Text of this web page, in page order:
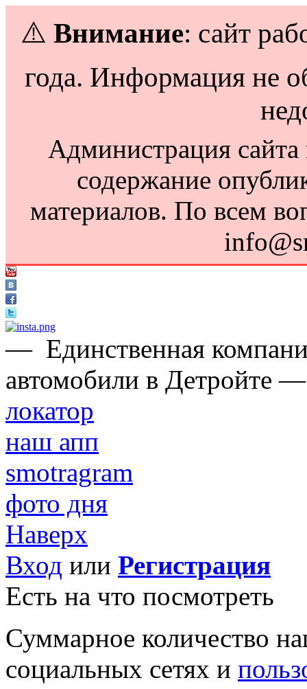
⚠️ Внимание: сайт
года. Информация не
Администрация сайта
содержание
материалов. По всем
— Единственная
автомобили в Детройте
локатор
наш апп
smotragram
фото дня
Наверх
Вход или Регистрация
Есть на что посмотреть
Суммарное количество
социальных сетях и